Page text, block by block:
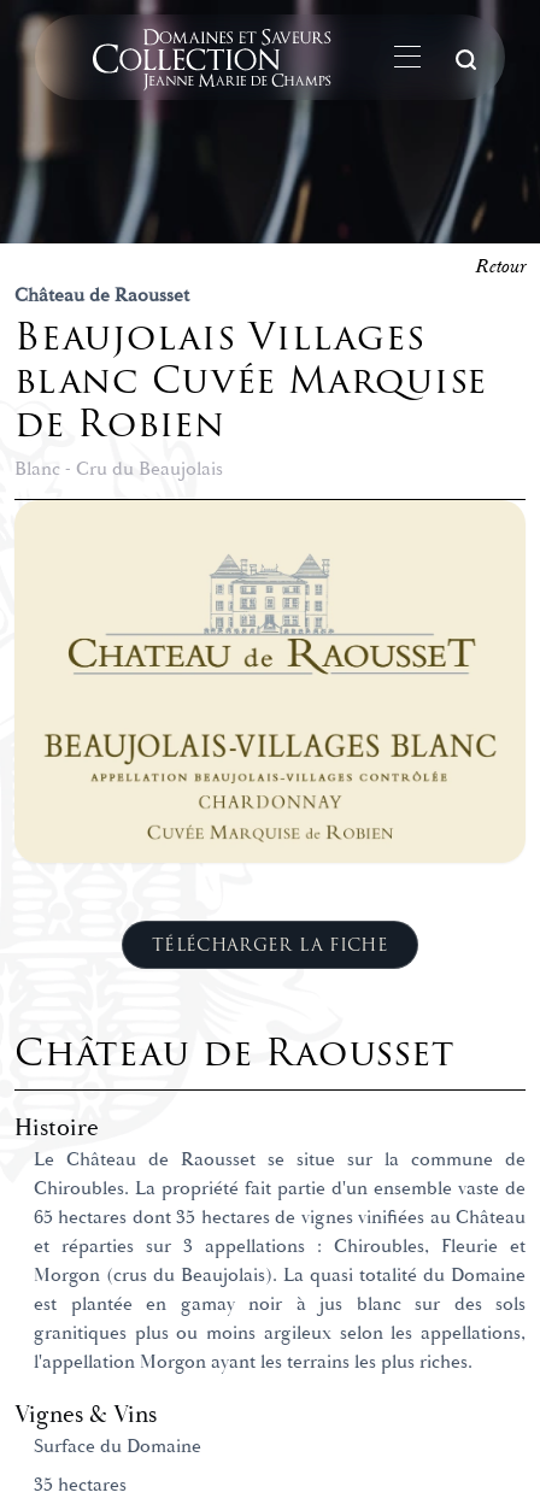
Château de Raousset
Beaujolais Villages
blanc Cuvée Marquise
de Robien
Blanc - Cru du Beaujolais
Retour
TÉLÉCHARGER LA FICHE
Château de Raousset
Histoire
Le Château de Raousset se situe sur la commune de
Chiroubles. La propriété fait partie d'un ensemble vaste de
65 hectares dont 35 hectares de vignes vinifiées au Château
et réparties sur 3 appellations : Chiroubles, Fleurie et
Morgon (crus du Beaujolais). La quasi totalité du Domaine
est plantée en gamay noir à jus blanc sur des sols
granitiques plus ou moins argileux selon les appellations,
l'appellation Morgon ayant les terrains les plus riches.
Vignes & Vins
Surface du Domaine
35 hectares